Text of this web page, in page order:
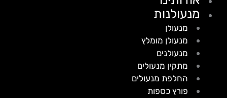
מנעולנות
מנעולן
מנעולן מומלץ
מנעולנים
מתקין מנעולים
החלפת מנעולים
פורץ כספות